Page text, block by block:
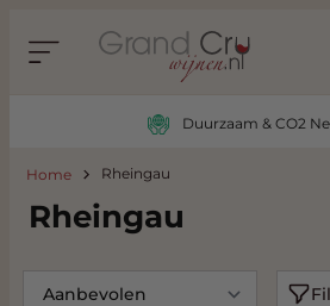
Duurzaam & CO2
Home Rheingau
Rheingau